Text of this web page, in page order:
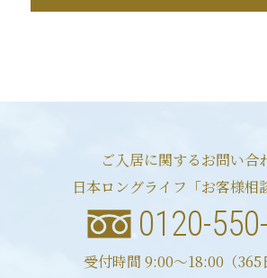
ご入居に関するお問い合
日本ロングライフ「お客様相
0120-
受付時間 9:00〜18:00（365